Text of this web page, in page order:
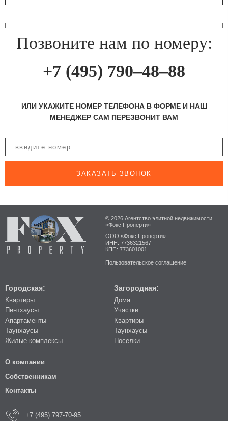
Позвоните нам по номеру:
+7 (495) 790–48–88
ИЛИ УКАЖИТЕ НОМЕР ТЕЛЕФОНА В ФОРМЕ И НАШ
МЕНЕДЖЕР САМ ПЕРЕЗВОНИТ ВАМ
ЗАКАЗАТЬ ЗВОНОК
© 2026 Агентство элитной недвижимости
«Фокс Проперти»
ООО «Фокс Проперти»
ИНН: 7736321567
КПП: 773601001
Пользовательское соглашение
Городская:
Квартиры
Пентхаусы
Апартаменты
Таунхаусы
Жилые комплексы
Загородная:
Дома
Участки
Квартиры
Таунхаусы
Поселки
О компании
Собственникам
Контакты
+7 (495) 797-70-95